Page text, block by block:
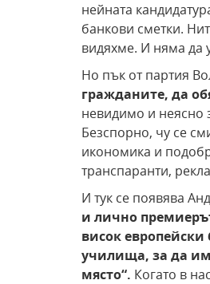
нейната
банкови сметки.
видяхме. И няма да
Но пък от партия
гражданите, да
невидимо и неясно
Безспорно, чу се
икономика и
транспаранти,
И тук се появява
и лично
висок
училища, за да
място“. Когато в